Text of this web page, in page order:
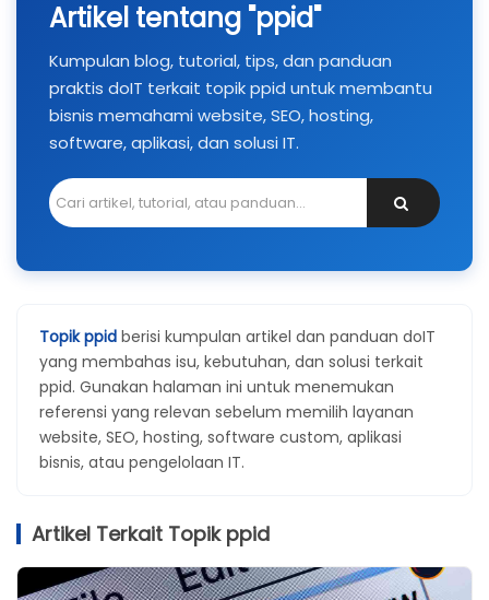
Artikel tentang "ppid"
Kumpulan blog, tutorial, tips, dan panduan
praktis doIT terkait topik ppid untuk membantu
bisnis memahami website, SEO, hosting,
software, aplikasi, dan solusi IT.
Topik ppid berisi kumpulan artikel dan panduan doIT
yang membahas isu, kebutuhan, dan solusi terkait
ppid. Gunakan halaman ini untuk menemukan
referensi yang relevan sebelum memilih layanan
website, SEO, hosting, software custom, aplikasi
bisnis, atau pengelolaan IT.
Artikel Terkait Topik ppid